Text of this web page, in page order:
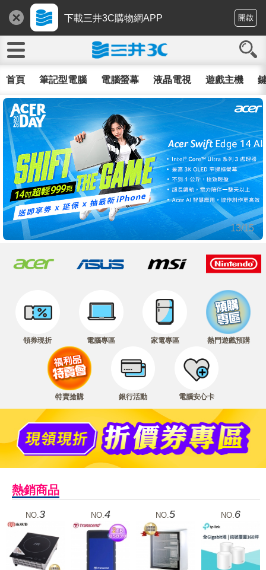
下載三井3C購物網APP 開啟
首頁 筆記型電腦 電腦螢幕 液晶電視 遊戲主機
13/15
領券現折 電腦專區 家電專區 熱門遊戲預購
特賣搶購 銀行活動 電腦安心卡
熱銷商品
NO.3 NO. 4 NO.5 NO. 6